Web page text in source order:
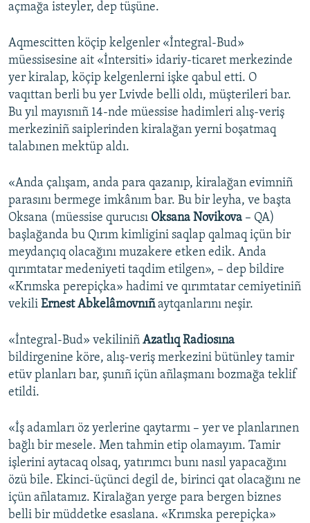
açmağa isteyler, dep tüşüne.
Aqmescitten köçip kelgenler «İntegral-Bud»
müessisesine ait «İntersiti» idariy-ticaret merkezinde
yer kiralap, köçip kelgenlerni işke qabul etti. O
vaqıttan berli bu yer Lvivde belli oldı, müşterileri bar.
Bu yıl mayısnıñ 14-nde müessise hadimleri alış-veriş
merkeziniñ saiplerinden kiralağan yerni boşatmaq
talabınen mektüp aldı.
«Anda çalışam, anda para qazanıp, kiralağan evimniñ
parasını bermege imkânım bar. Bu bir leyha, ve başta
Oksana (müessise qurucısı Oksana Novikova – QA)
başlağanda bu Qırım kimligini saqlap qalmaq içün bir
meydançıq olacağını muzakere etken edik. Anda
qırımtatar medeniyeti taqdim etilgen», – dep bildire
«Krımska perepiçka» hadimi ve qırımtatar cemiyetiniñ
vekili Ernest Abkelâmovnıñaytqanlarını neşir.
«İntegral-Bud» vekiliniñ Azatlıq Radiosına
bildirgenine köre, alış-veriş merkezini bütünley tamir
etüv planları bar, şunıñ içün añlaşmanı bozmağa teklif
etildi.
«İş adamları öz yerlerine qaytarmı – yer ve planlarınen
bağlı bir mesele. Men tahmin etip olamayım. Tamir
işlerini aytacaq olsaq, yatırımcı bunı nasıl yapacağını
özü bile. Ekinci-üçünci degil de, birinci qat olacağını ne
içün añlatamız. Kiralağan yerge para bergen biznes
belli bir müddetke esaslana. «Krımska perepiçka»